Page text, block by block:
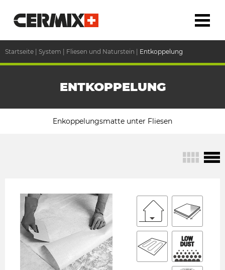
Startseite System Fliesen und Naturstein Entkoppelung
ENTKOPPELUNG
Enkoppelungsmatte unter Fliesen